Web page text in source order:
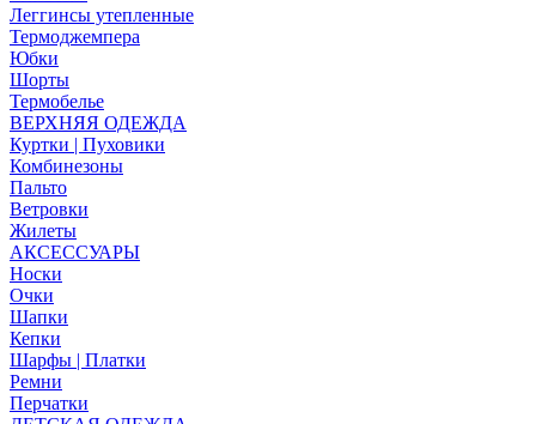
Леггинсы утепленные
Термоджемпера
Юбки
Шорты
Термобелье
ВЕРХНЯЯ ОДЕЖДА
Куртки | Пуховики
Комбинезоны
Пальто
Ветровки
Жилеты
АКСЕССУАРЫ
Носки
Очки
Шапки
Кепки
Шарфы | Платки
Ремни
Перчатки